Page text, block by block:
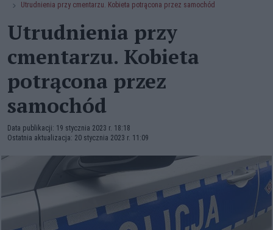
Utrudnienia przy cmentarzu. Kobieta potrącona przez samochód
Utrudnienia przy
cmentarzu. Kobieta
potrącona przez
samochód
Data publikacji: 19 stycznia 2023 r. 18:18
Ostatnia aktualizacja: 20 stycznia 2023 r. 11:09